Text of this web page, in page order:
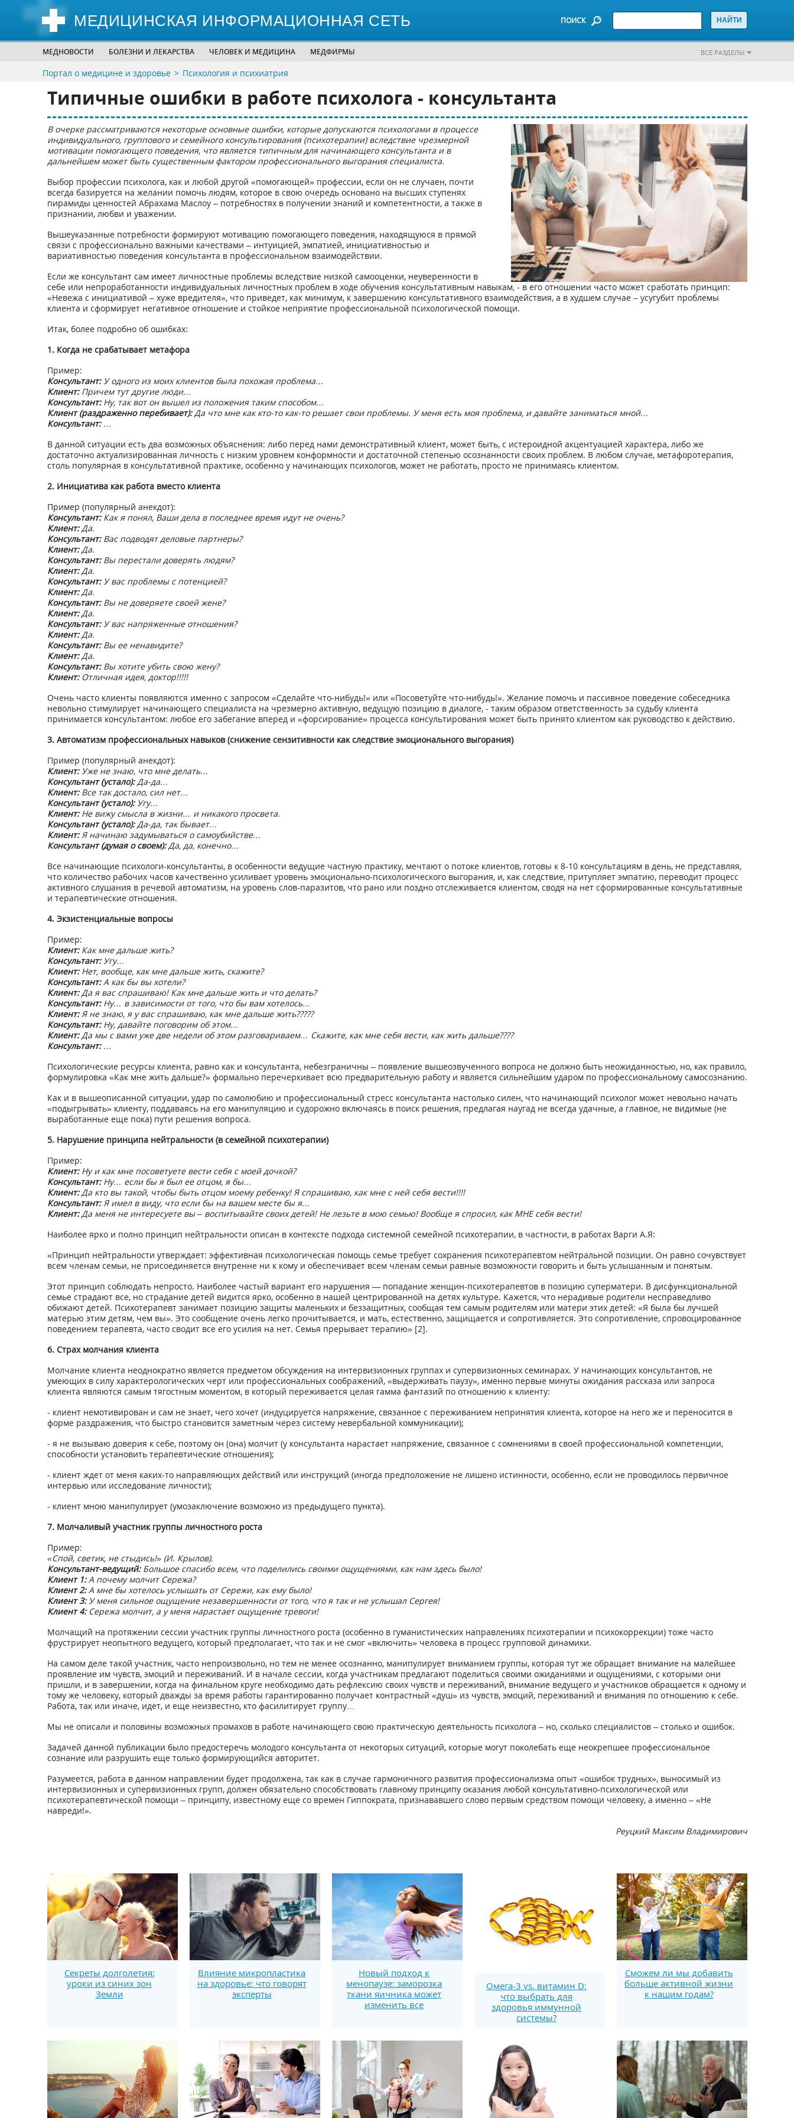
МЕДИЦИНСКАЯ ИНФОРМАЦИОННАЯ СЕТЬ ПОИСК
МЕДНОВОСТИ БОЛЕЗНИ И ЛЕКАРСТВА ЧЕЛОВЕК И МЕДИЦИНА МЕДФИРМЫ ВСЕ РАЗДЕЛЫ
Портал о медицине и здоровье Психология и психиатрия
Типичные ошибки в работе психолога - консультанта
В очерке рассматриваются некоторые основные ошибки, которые допускаются психологами в процессе
индивидуального, группового и семейного консультирования (психотерапии) вследствие чрезмерной
мотивации помогающего поведения, что является типичным для начинающего консультанта и в
дальнейшем может быть существенным фактором профессионального выгорания специалиста.
Выбор профессии психолога, как и любой другой «помогающей» профессии, если он не случаен, почти
всегда базируется на желании помочь людям, которое в свою очередь основано на высших ступенях
пирамиды ценностей Абрахама Маслоу – потребностях в получении знаний и компетентности, а также в
признании, любви и уважении.
Вышеуказанные потребности формируют мотивацию помогающего поведения, находящуюся в прямой
связи с профессионально важными качествами – интуицией, эмпатией, инициативностью и
вариативностью поведения консультанта в профессиональном взаимодействии.
Если же консультант сам имеет личностные проблемы вследствие низкой самооценки, неуверенности в
себе или непроработанности индивидуальных личностных проблем в ходе обучения консультативным навыкам, - в его отношении часто может сработать принцип:
«Невежа с инициативой – хуже вредителя», что приведет, как минимум, к завершению консультативного взаимодействия, а в худшем случае – усугубит проблемы
клиента и сформирует негативное отношение и стойкое неприятие профессиональной психологической помощи.
Итак, более подробно об ошибках:
1. Когда не срабатывает метафора
Пример:
Консультант:У одного из моих клиентов была похожая проблема…
Клиент:Причем тут другие люди…
Консультант:Ну, так вот он вышел из положения таким способом…
Клиент (раздраженно перебивает):Да что мне как кто-то как-то решает свои проблемы. У меня есть моя проблема, и давайте заниматься мной…
Консультант:…
В данной ситуации есть два возможных объяснения: либо перед нами демонстративный клиент, может быть, с истероидной акцентуацией характера, либо же
достаточно актуализированная личность с низким уровнем конформности и достаточной степенью осознанности своих проблем. В любом случае, метафоротерапия,
столь популярная в консультативной практике, особенно у начинающих психологов, может не работать, просто не принимаясь клиентом.
2. Инициатива как работа вместо клиента
Пример (популярный анекдот):
Консультант:Как я понял, Ваши дела в последнее время идут не очень?
Клиент:Да.
Консультант:Вас подводят деловые партнеры?
Клиент:Да.
Консультант:Вы перестали доверять людям?
Клиент:Да.
Консультант:У вас проблемы с потенцией?
Клиент:Да.
Консультант:Вы не доверяете своей жене?
Клиент:Да.
Консультант:У вас напряженные отношения?
Клиент:Да.
Консультант:Вы ее ненавидите?
Клиент:Да.
Консультант:Вы хотите убить свою жену?
Клиент:Отличная идея, доктор!!!!!
Очень часто клиенты появляются именно с запросом «Сделайте что-нибудь!» или «Посоветуйте что-нибудь!». Желание помочь и пассивное поведение собеседника
невольно стимулирует начинающего специалиста на чрезмерно активную, ведущую позицию в диалоге, - таким образом ответственность за судьбу клиента
принимается консультантом: любое его забегание вперед и «форсирование» процесса консультирования может быть принято клиентом как руководство к действию.
3. Автоматизм профессиональных навыков (снижение сензитивности как следствие эмоционального выгорания)
Пример (популярный анекдот):
Клиент:Уже не знаю, что мне делать…
Консультант (устало):Да-да…
Клиент:Все так достало, сил нет…
Консультант (устало):Угу…
Клиент:Не вижу смысла в жизни… и никакого просвета.
Консультант (устало):Да-да, так бывает…
Клиент:Я начинаю задумываться о самоубийстве…
Консультант (думая о своем):Да, да, конечно…
Все начинающие психологи-консультанты, в особенности ведущие частную практику, мечтают о потоке клиентов, готовы к 8-10 консультациям в день, не представляя,
что количество рабочих часов качественно усиливает уровень эмоционально-психологического выгорания, и, как следствие, притупляет эмпатию, переводит процесс
активного слушания в речевой автоматизм, на уровень слов-паразитов, что рано или поздно отслеживается клиентом, сводя на нет сформированные консультативные
и терапевтические отношения.
4. Экзистенциальные вопросы
Пример:
Клиент:Как мне дальше жить?
Консультант:Угу…
Клиент:Нет, вообще, как мне дальше жить, скажите?
Консультант:А как бы вы хотели?
Клиент:Да я вас спрашиваю! Как мне дальше жить и что делать?
Консультант:Ну… в зависимости от того, что бы вам хотелось…
Клиент:Я не знаю, я у вас спрашиваю, как мне дальше жить?????
Консультант:Ну, давайте поговорим об этом…
Клиент:Да мы с вами уже две недели об этом разговариваем… Скажите, как мне себя вести, как жить дальше????
Консультант:…
Психологические ресурсы клиента, равно как и консультанта, небезграничны – появление вышеозвученного вопроса не должно быть неожиданностью, но, как правило,
формулировка «Как мне жить дальше?» формально перечеркивает всю предварительную работу и является сильнейшим ударом по профессиональному самосознанию.
Как и в вышеописанной ситуации, удар по самолюбию и профессиональный стресс консультанта настолько силен, что начинающий психолог может невольно начать
«подыгрывать» клиенту, поддаваясь на его манипуляцию и судорожно включаясь в поиск решения, предлагая наугад не всегда удачные, а главное, не видимые (не
выработанные еще пока) пути решения вопроса.
5. Нарушение принципа нейтральности (в семейной психотерапии)
Пример:
Клиент:Ну и как мне посоветуете вести себя с моей дочкой?
Консультант:Ну… если бы я был ее отцом, я бы…
Клиент:Да кто вы такой, чтобы быть отцом моему ребенку! Я спрашиваю, как мне с ней себя вести!!!!
Консультант:Я имел в виду, что если бы на вашем месте бы я…
Клиент:Да меня не интересуете вы – воспитывайте своих детей! Не лезьте в мою семью! Вообще я спросил, как МНЕ себя вести!
Наиболее ярко и полно принцип нейтральности описан в контексте подхода системной семейной психотерапии, в частности, в работах Варги А.Я:
«Принцип нейтральности утверждает: эффективная психологическая помощь семье требует сохранения психотерапевтом нейтральной позиции. Он равно сочувствует
всем членам семьи, не присоединяется внутренне ни к кому и обеспечивает всем членам семьи равные возможности говорить и быть услышанным и понятым.
Этот принцип соблюдать непросто. Наиболее частый вариант его нарушения — попадание женщин-психотерапевтов в позицию суперматери. В дисфункциональной
семье страдают все, но страдание детей видится ярко, особенно в нашей центрированной на детях культуре. Кажется, что нерадивые родители несправедливо
обижают детей. Психотерапевт занимает позицию защиты маленьких и беззащитных, сообщая тем самым родителям или матери этих детей: «Я была бы лучшей
матерью этим детям, чем вы». Это сообщение очень легко прочитывается, и мать, естественно, защищается и сопротивляется. Это сопротивление, спровоцированное
поведением терапевта, часто сводит все его усилия на нет. Семья прерывает терапию» [2].
6. Страх молчания клиента
Молчание клиента неоднократно является предметом обсуждения на интервизионных группах и супервизионных семинарах. У начинающих консультантов, не
умеющих в силу характерологических черт или профессиональных соображений, «выдерживать паузу», именно первые минуты ожидания рассказа или запроса
клиента являются самым тягостным моментом, в который переживается целая гамма фантазий по отношению к клиенту:
- клиент немотивирован и сам не знает, чего хочет (индуцируется напряжение, связанное с переживанием непринятия клиента, которое на него же и переносится в
форме раздражения, что быстро становится заметным через систему невербальной коммуникации);
- я не вызываю доверия к себе, поэтому он (она) молчит (у консультанта нарастает напряжение, связанное с сомнениями в своей профессиональной компетенции,
способности установить терапевтические отношения);
- клиент ждет от меня каких-то направляющих действий или инструкций (иногда предположение не лишено истинности, особенно, если не проводилось первичное
интервью или исследование личности);
- клиент мною манипулирует (умозаключение возможно из предыдущего пункта).
7. Молчаливый участник группы личностного роста
Пример:
«Спой, светик, не стыдись!» (И. Крылов).
Консультант-ведущий:Большое спасибо всем, что поделились своими ощущениями, как нам здесь было!
Клиент 1:А почему молчит Сережа?
Клиент 2:А мне бы хотелось услышать от Сережи, как ему было!
Клиент 3:У меня сильное ощущение незавершенности от того, что я так и не услышал Сергея!
Клиент 4:Сережа молчит, а у меня нарастает ощущение тревоги!
Молчащий на протяжении сессии участник группы личностного роста (особенно в гуманистических направлениях психотерапии и психокоррекции) тоже часто
фрустрирует неопытного ведущего, который предполагает, что так и не смог «включить» человека в процесс групповой динамики.
На самом деле такой участник, часто непроизвольно, но тем не менее осознанно, манипулирует вниманием группы, которая тут же обращает внимание на малейшее
проявление им чувств, эмоций и переживаний. И в начале сессии, когда участникам предлагают поделиться своими ожиданиями и ощущениями, с которыми они
пришли, и в завершении, когда на финальном круге необходимо дать рефлексию своих чувств и переживаний, внимание ведущего и участников обращается к одному и
тому же человеку, который дважды за время работы гарантированно получает контрастный «душ» из чувств, эмоций, переживаний и внимания по отношению к себе.
Работа, так или иначе, идет, и еще неизвестно, кто фасилитирует группу…
Мы не описали и половины возможных промахов в работе начинающего свою практическую деятельность психолога – но, сколько специалистов – столько и ошибок.
Задачей данной публикации было предостеречь молодого консультанта от некоторых ситуаций, которые могут поколебать еще неокрепшее профессиональное
сознание или разрушить еще только формирующийся авторитет.
Разумеется, работа в данном направлении будет продолжена, так как в случае гармоничного развития профессионализма опыт «ошибок трудных», выносимый из
интервизионных и супервизионных групп, должен обязательно способствовать главному принципу оказания любой консультативно-психологической или
психотерапевтической помощи – принципу, известному еще со времен Гиппократа, признававшего слово первым средством помощи человеку, а именно – «Не
навреди!».
Реуцкий Максим Владимирович
Секреты долголетия:
уроки из синих зон
Земли
Влияние микропластика
на здоровье: что говорят
эксперты
Новый подход к
менопаузе: заморозка
ткани яичника может
изменить все
Омега-3 vs. витамин D:
что выбрать для
здоровья иммунной
системы?
Сможем ли мы добавить
больше активной жизни
к нашим годам?